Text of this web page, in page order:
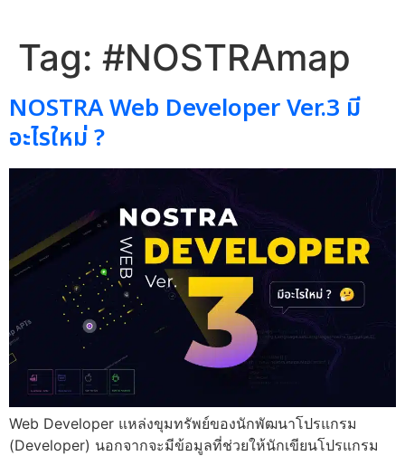
Tag: #NOSTRAmap
NOSTRA Web Developer Ver.3 มี
อะไรใหม่ ?
Web Developer แหล่งขุมทรัพย์ของนักพัฒนาโปรแกรม
(Developer) นอกจากจะมีข้อมูลที่ช่วยให้นักเขียนโปรแกรม